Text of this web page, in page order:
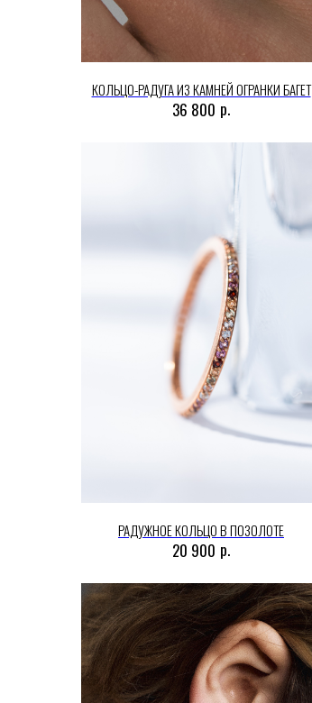
КОЛЬЦО-РАДУГА ИЗ КАМНЕЙ ОГРАНКИ БАГЕТ
36 800 р.
РАДУЖНОЕ КОЛЬЦО В ПОЗОЛОТЕ
20 900 р.